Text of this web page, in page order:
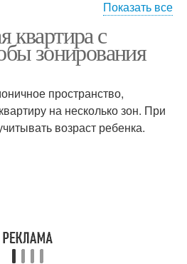
1-комнатная хрущевка
Двухкомнатная
хрущевка
Показать все
квартира с
зонирования
пространство,
на несколько зон. При
возраст ребенка.